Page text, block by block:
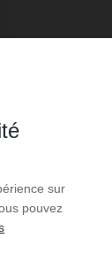
sur
pouvez